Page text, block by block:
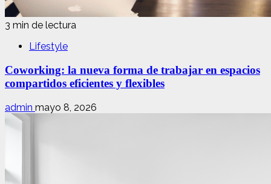
3 min de lectura
Lifestyle
Coworking: la nueva forma de trabajar en espacios
compartidos eficientes y flexibles
admin mayo 8, 2026